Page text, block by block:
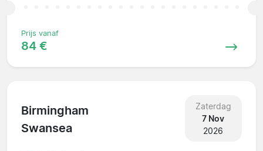
Prijs vanaf
84 €
Birmingham
Swansea
Zaterdag
7 Nov
2026